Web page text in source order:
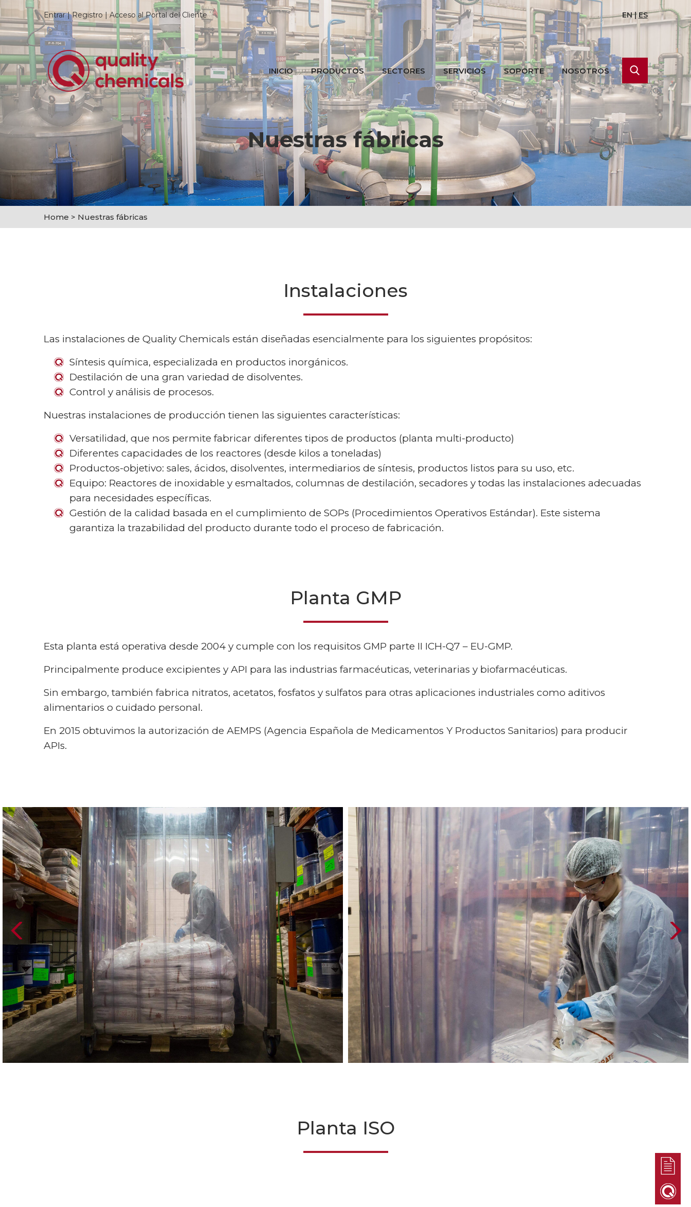
Entrar|Registro|Acceso al Portal del Cliente EN| ES
INICIO PRODUCTOS SECTORES SERVICIOS SOPORTE NOSOTROS
Nuestras fábricas
Home > Nuestras fábricas
Instalaciones
Las instalaciones de Quality Chemicals están diseñadas esencialmente para los siguientes propósitos:
Síntesis química, especializada en productos inorgánicos.
Destilación de una gran variedad de disolventes.
Control y análisis de procesos.
Nuestras instalaciones de producción tienen las siguientes características:
Versatilidad, que nos permite fabricar diferentes tipos de productos (planta multi-producto)
Diferentes capacidades de los reactores (desde kilos a toneladas)
Productos-objetivo: sales, ácidos, disolventes, intermediarios de síntesis, productos listos para su uso, etc.
Equipo: Reactores de inoxidable y esmaltados, columnas de destilación, secadores y todas las instalaciones adecuadas
para necesidades específicas.
Gestión de la calidad basada en el cumplimiento de SOPs (Procedimientos Operativos Estándar). Este sistema
garantiza la trazabilidad del producto durante todo el proceso de fabricación.
Planta GMP
Esta planta está operativa desde 2004 y cumple con los requisitos GMP parte II ICH-Q7 – EU-GMP.
Principalmente produce excipientes y API para las industrias farmacéuticas, veterinarias y biofarmacéuticas.
Sin embargo, también fabrica nitratos, acetatos, fosfatos y sulfatos para otras aplicaciones industriales como aditivos
alimentarios o cuidado personal.
En 2015 obtuvimos la autorización de AEMPS (Agencia Española de Medicamentos Y Productos Sanitarios) para producir
APIs.
Planta ISO